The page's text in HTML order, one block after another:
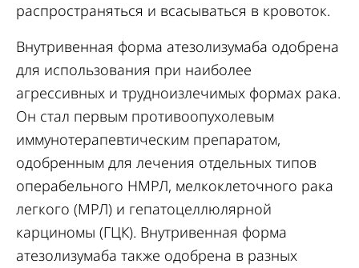
распространяться и всасываться в кровоток.
Внутривенная форма атезолизумаба одобрена
для использования при наиболее
агрессивных и трудноизлечимых формах рака.
Он стал первым противоопухолевым
иммунотерапевтическим препаратом,
одобренным для лечения отдельных типов
операбельного НМРЛ, мелкоклеточного рака
легкого (МРЛ) и гепатоцеллюлярной
карциномы (ГЦК). Внутривенная форма
атезолизумаба также одобрена в разных